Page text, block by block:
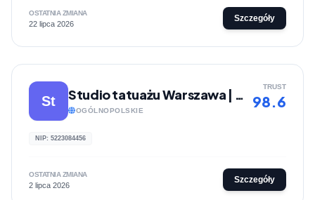
OSTATNIA ZMIANA
22 lipca 2026
Szczegóły
St Studio tatuażu Warszawa | Lunatyk Studio
OGÓLNOPOLSKIE
TRUST
98.6
NIP: 5223084456
OSTATNIA ZMIANA
2 lipca 2026
Szczegóły